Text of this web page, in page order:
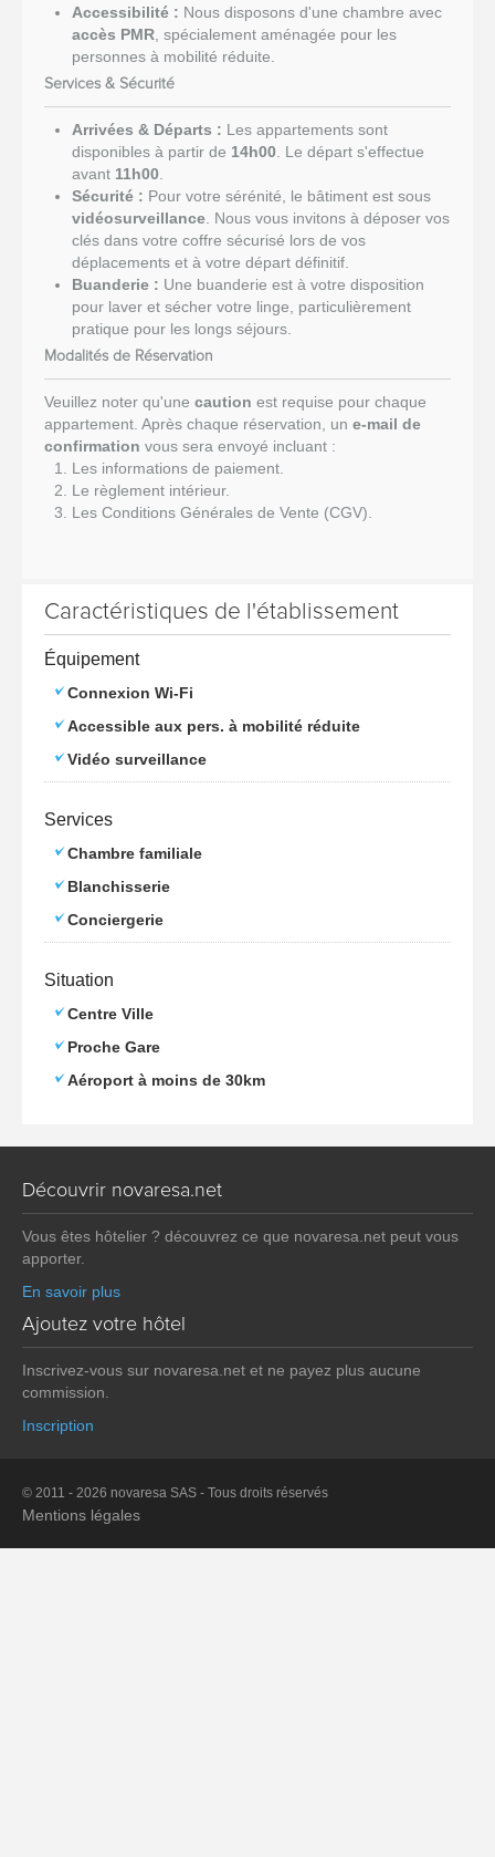
Accessibilité : Nous disposons d'une chambre avec
accès PMR , spécialement aménagée pour les
personnes à mobilité réduite.
Services & Sécurité
Arrivées & Départs : Les appartements sont
disponibles à partir de 14h00 . Le départ s'effectue
avant 11h00
Sécurité : Pour votre sérénité, le bâtiment est sous
vidéosurveillance . Nous vous invitons à déposer vos
clés dans votre coffre sécurisé lors de vos
déplacements et à votre départ définitif.
Buanderie : Une buanderie est à votre disposition
pour laver et sécher votre linge, particulièrement
pratique pour les longs séjours.
Modalités de Réservation
Veuillez noter qu'une caution est requise pour chaque
appartement. Après chaque réservation, un e-mail de
confirmation vous sera envoyé incluant :
Les informations de paiement.
Le règlement intérieur.
Les Conditions Générales de Vente (CGV).
Caractéristiques de l'établissement
Équipement
Connexion Wi-Fi
Accessible aux pers. à mobilité réduite
Vidéo surveillance
Services
Chambre familiale
Blanchisserie
Conciergerie
Situation
Centre Ville
Proche Gare
Aéroport à moins de 30km
Découvrir novaresa.net
Vous êtes hôtelier ? découvrez ce que novaresa.net peut vous
apporter.
En savoir plus
Ajoutez votre hôtel
Inscrivez-vous sur novaresa.net et ne payez plus aucune
commission.
Inscription
© 2011 - 2026 novaresa SAS - Tous droits réservés
Mentions légales